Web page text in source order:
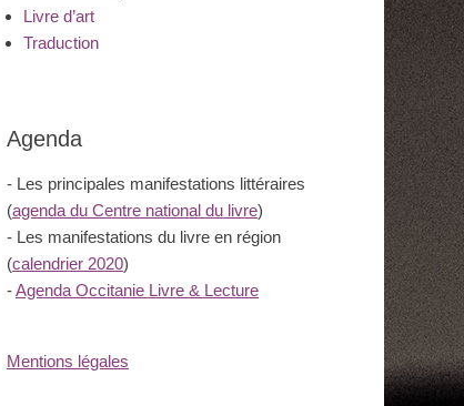
Livre d’art
Traduction
Agenda
- Les principales manifestations littéraires
(agenda du Centre national du livre)
- Les manifestations du livre en région
(calendrier 2020)
-Agenda Occitanie Livre & Lecture
Mentions légales